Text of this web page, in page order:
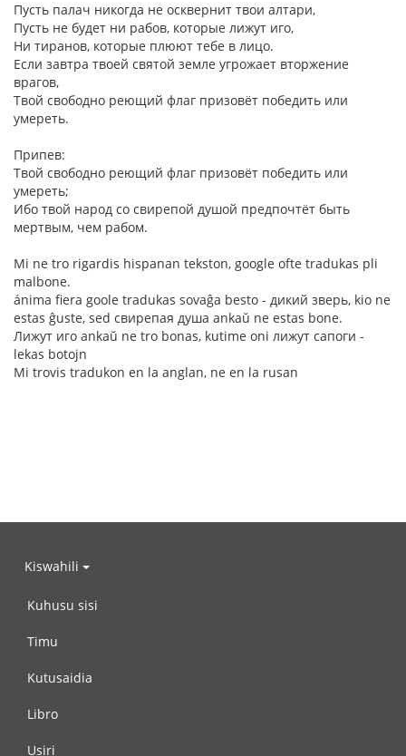
Пусть палач никогда не осквернит твои алтари,
Пусть не будет ни рабов, которые лижут иго,
Ни тиранов, которые плюют тебе в лицо.
Если завтра твоей святой земле угрожает вторжение
врагов,
Твой свободно реющий флаг призовёт победить или
умереть.
Припев:
Твой свободно реющий флаг призовёт победить или
умереть;
Ибо твой народ со свирепой душой предпочтёт быть
мертвым, чем рабом.
Mi ne tro rigardis hispanan tekston, google ofte tradukas pli
malbone.
ánima fiera goole tradukas sovaĝa besto - дикий зверь, kio ne
estas ĝuste, sed свирепая душа ankaŭ ne estas bone.
Лижут иго ankaŭ ne tro bonas, kutime oni лижут сапоги -
lekas botojn
Mi trovis tradukon en la anglan, ne en la rusan
Kiswahili
Kuhusu sisi
Timu
Kutusaidia
Libro
Usiri